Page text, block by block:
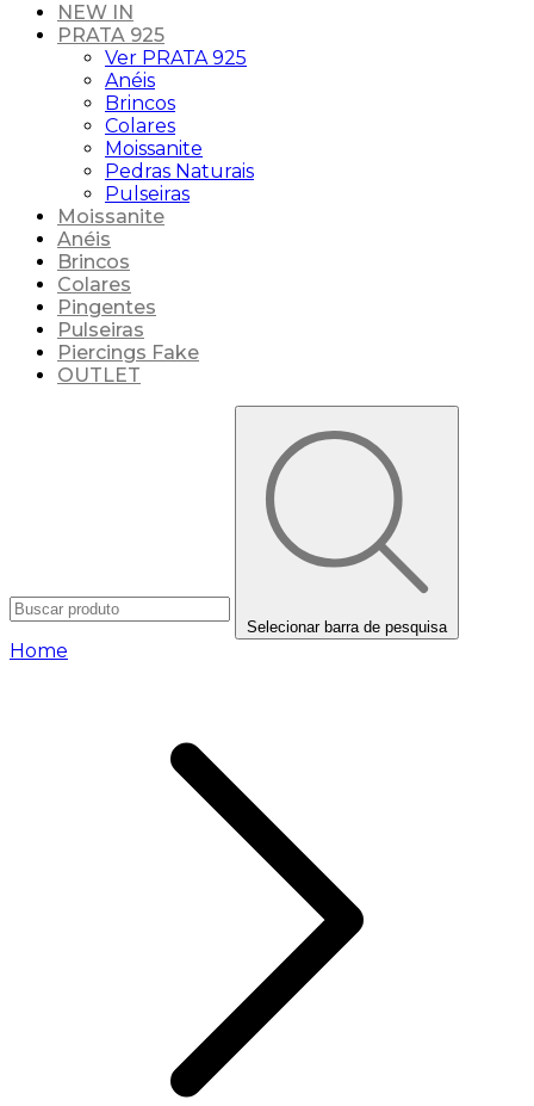
NEW IN
PRATA 925
Ver PRATA 925
Anéis
Brincos
Colares
Moissanite
Pedras Naturais
Pulseiras
Moissanite
Anéis
Brincos
Colares
Pingentes
Pulseiras
Piercings Fake
OUTLET
Selecionar barra de pesquisa
Home